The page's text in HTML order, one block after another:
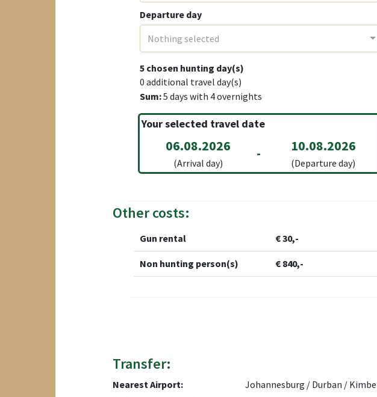
Departure day
Nothing selected
5 chosen hunting day(s)
0 additional travel day(s)
Sum:5 days with 4overnights
Your selected travel date
06.08.2026
(Arrival day)
- 10.08.2026
(Departure day)
Other costs:
Gun rental € 30,-
Non hunting person(s) € 840,-
Transfer:
Nearest Airport:
Johannesburg / Durban /